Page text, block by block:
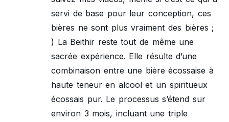
servi de base pour leur conception, ces
bières ne sont plus vraiment des bières ;
) La Beithir reste tout de même une
sacrée expérience. Elle résulte d’une
combinaison entre une bière écossaise à
haute teneur en alcool et un spiritueux
écossais pur. Le processus s’étend sur
environ 3 mois, incluant une triple